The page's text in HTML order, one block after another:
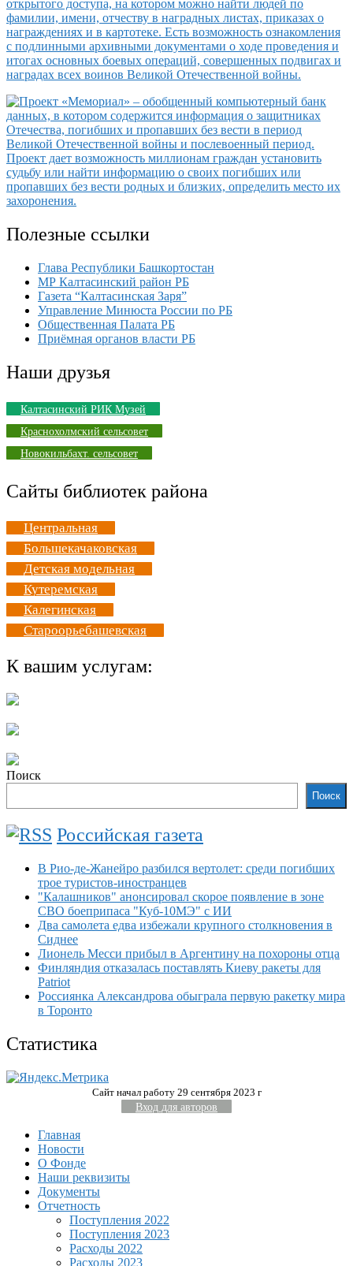
Полезные ссылки
Глава Республики Башкортостан
МР Калтасинский район РБ
Газета “Калтасинская Заря”
Управление Минюста России по РБ
Общественная Палата РБ
Приёмная органов власти РБ
Наши друзья
Калтасинский РИК Музей
Краснохолмский сельсовет
Новокильбахт. сельсовет
Сайты библиотек района
Центральная
Большекачаковская
Детская модельная
Кутеремская
Калегинская
Староорьебашевская
К вашим услугам:
Поиск
Поиск
Российская газета
В Рио-де-Жанейро разбился вертолет: среди погибших
трое туристов-иностранцев
"Калашников" анонсировал скорое появление в зоне
СВО боеприпаса "Куб-10МЭ" с ИИ
Два самолета едва избежали крупного столкновения в
Сиднее
Лионель Месси прибыл в Аргентину на похороны отца
Финляндия отказалась поставлять Киеву ракеты для
Patriot
Россиянка Александрова обыграла первую ракетку мира
в Торонто
Статистика
Сайт начал работу 29 сентября 2023 г
Вход для авторов
Главная
Новости
О Фонде
Наши реквизиты
Документы
Отчетность
Поступления 2022
Поступления 2023
Расходы 2022
Расходы 2023